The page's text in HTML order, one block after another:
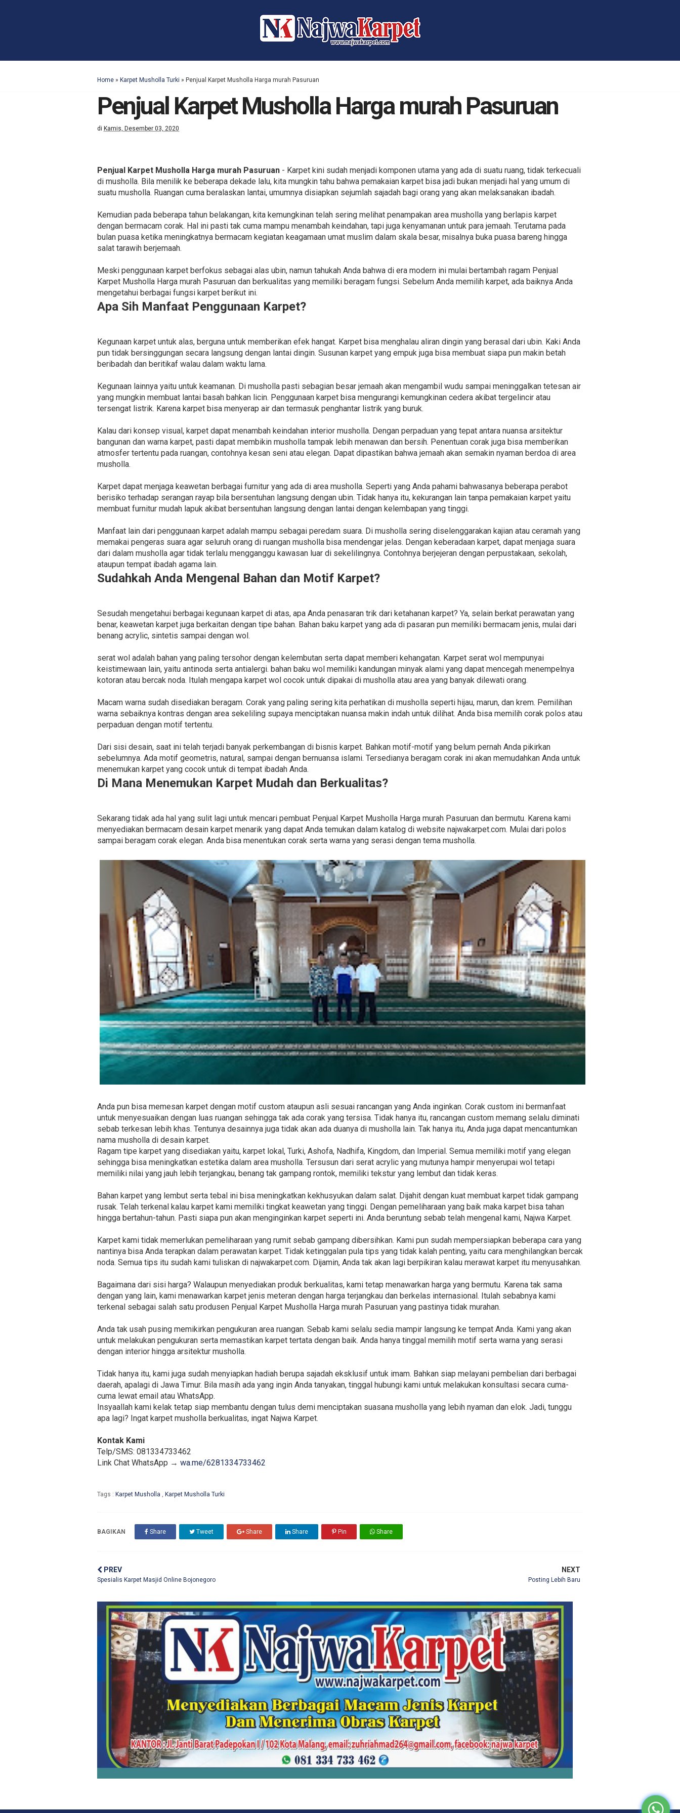
Home » Karpet Musholla Turki » Penjual Karpet Musholla Harga murah Pasuruan
Penjual Karpet Musholla Harga murah Pasuruan
di Kamis, Desember 03, 2020
Penjual Karpet Musholla Harga murah Pasuruan - Karpet kini sudah menjadi komponen utama yang ada di suatu ruang, tidak terkecuali
di musholla. Bila menilik ke beberapa dekade lalu, kita mungkin tahu bahwa pemakaian karpet bisa jadi bukan menjadi hal yang umum di
suatu musholla. Ruangan cuma beralaskan lantai, umumnya disiapkan sejumlah sajadah bagi orang yang akan melaksanakan ibadah.
Kemudian pada beberapa tahun belakangan, kita kemungkinan telah sering melihat penampakan area musholla yang berlapis karpet
dengan bermacam corak. Hal ini pasti tak cuma mampu menambah keindahan, tapi juga kenyamanan untuk para jemaah. Terutama pada
bulan puasa ketika meningkatnya bermacam kegiatan keagamaan umat muslim dalam skala besar, misalnya buka puasa bareng hingga
salat tarawih berjemaah.
Meski penggunaan karpet berfokus sebagai alas ubin, namun tahukah Anda bahwa di era modern ini mulai bertambah ragam Penjual
Karpet Musholla Harga murah Pasuruan dan berkualitas yang memiliki beragam fungsi. Sebelum Anda memilih karpet, ada baiknya Anda
mengetahui berbagai fungsi karpet berikut ini.
Apa Sih Manfaat Penggunaan Karpet?
Kegunaan karpet untuk alas, berguna untuk memberikan efek hangat. Karpet bisa menghalau aliran dingin yang berasal dari ubin. Kaki Anda
pun tidak bersinggungan secara langsung dengan lantai dingin. Susunan karpet yang empuk juga bisa membuat siapa pun makin betah
beribadah dan beritikaf walau dalam waktu lama.
Kegunaan lainnya yaitu untuk keamanan. Di musholla pasti sebagian besar jemaah akan mengambil wudu sampai meninggalkan tetesan air
yang mungkin membuat lantai basah bahkan licin. Penggunaan karpet bisa mengurangi kemungkinan cedera akibat tergelincir atau
tersengat listrik. Karena karpet bisa menyerap air dan termasuk penghantar listrik yang buruk.
Kalau dari konsep visual, karpet dapat menambah keindahan interior musholla. Dengan perpaduan yang tepat antara nuansa arsitektur
bangunan dan warna karpet, pasti dapat membikin musholla tampak lebih menawan dan bersih. Penentuan corak juga bisa memberikan
atmosfer tertentu pada ruangan, contohnya kesan seni atau elegan. Dapat dipastikan bahwa jemaah akan semakin nyaman berdoa di area
musholla.
Karpet dapat menjaga keawetan berbagai furnitur yang ada di area musholla. Seperti yang Anda pahami bahwasanya beberapa perabot
berisiko terhadap serangan rayap bila bersentuhan langsung dengan ubin. Tidak hanya itu, kekurangan lain tanpa pemakaian karpet yaitu
membuat furnitur mudah lapuk akibat bersentuhan langsung dengan lantai dengan kelembapan yang tinggi.
Manfaat lain dari penggunaan karpet adalah mampu sebagai peredam suara. Di musholla sering diselenggarakan kajian atau ceramah yang
memakai pengeras suara agar seluruh orang di ruangan musholla bisa mendengar jelas. Dengan keberadaan karpet, dapat menjaga suara
dari dalam musholla agar tidak terlalu mengganggu kawasan luar di sekelilingnya. Contohnya berjejeran dengan perpustakaan, sekolah,
ataupun tempat ibadah agama lain.
Sudahkah Anda Mengenal Bahan dan Motif Karpet?
Sesudah mengetahui berbagai kegunaan karpet di atas, apa Anda penasaran trik dari ketahanan karpet? Ya, selain berkat perawatan yang
benar, keawetan karpet juga berkaitan dengan tipe bahan. Bahan baku karpet yang ada di pasaran pun memiliki bermacam jenis, mulai dari
benang acrylic, sintetis sampai dengan wol.
serat wol adalah bahan yang paling tersohor dengan kelembutan serta dapat memberi kehangatan. Karpet serat wol mempunyai
keistimewaan lain, yaitu antinoda serta antialergi. bahan baku wol memiliki kandungan minyak alami yang dapat mencegah menempelnya
kotoran atau bercak noda. Itulah mengapa karpet wol cocok untuk dipakai di musholla atau area yang banyak dilewati orang.
Macam warna sudah disediakan beragam. Corak yang paling sering kita perhatikan di musholla seperti hijau, marun, dan krem. Pemilihan
warna sebaiknya kontras dengan area sekeliling supaya menciptakan nuansa makin indah untuk dilihat. Anda bisa memilih corak polos atau
perpaduan dengan motif tertentu.
Dari sisi desain, saat ini telah terjadi banyak perkembangan di bisnis karpet. Bahkan motif-motif yang belum pernah Anda pikirkan
sebelumnya. Ada motif geometris, natural, sampai dengan bernuansa islami. Tersedianya beragam corak ini akan memudahkan Anda untuk
menemukan karpet yang cocok untuk di tempat ibadah Anda.
Di Mana Menemukan Karpet Mudah dan Berkualitas?
Sekarang tidak ada hal yang sulit lagi untuk mencari pembuat Penjual Karpet Musholla Harga murah Pasuruan dan bermutu. Karena kami
menyediakan bermacam desain karpet menarik yang dapat Anda temukan dalam katalog di website najwakarpet.com. Mulai dari polos
sampai beragam corak elegan. Anda bisa menentukan corak serta warna yang serasi dengan tema musholla.
Anda pun bisa memesan karpet dengan motif custom ataupun asli sesuai rancangan yang Anda inginkan. Corak custom ini bermanfaat
untuk menyesuaikan dengan luas ruangan sehingga tak ada corak yang tersisa. Tidak hanya itu, rancangan custom memang selalu diminati
sebab terkesan lebih khas. Tentunya desainnya juga tidak akan ada duanya di musholla lain. Tak hanya itu, Anda juga dapat mencantumkan
nama musholla di desain karpet.
Ragam tipe karpet yang disediakan yaitu, karpet lokal, Turki, Ashofa, Nadhifa, Kingdom, dan Imperial. Semua memiliki motif yang elegan
sehingga bisa meningkatkan estetika dalam area musholla. Tersusun dari serat acrylic yang mutunya hampir menyerupai wol tetapi
memiliki nilai yang jauh lebih terjangkau, benang tak gampang rontok, memiliki tekstur yang lembut dan tidak keras.
Bahan karpet yang lembut serta tebal ini bisa meningkatkan kekhusyukan dalam salat. Dijahit dengan kuat membuat karpet tidak gampang
rusak. Telah terkenal kalau karpet kami memiliki tingkat keawetan yang tinggi. Dengan pemeliharaan yang baik maka karpet bisa tahan
hingga bertahun-tahun. Pasti siapa pun akan menginginkan karpet seperti ini. Anda beruntung sebab telah mengenal kami, Najwa Karpet.
Karpet kami tidak memerlukan pemeliharaan yang rumit sebab gampang dibersihkan. Kami pun sudah mempersiapkan beberapa cara yang
nantinya bisa Anda terapkan dalam perawatan karpet. Tidak ketinggalan pula tips yang tidak kalah penting, yaitu cara menghilangkan bercak
noda. Semua tips itu sudah kami tuliskan di najwakarpet.com. Dijamin, Anda tak akan lagi berpikiran kalau merawat karpet itu menyusahkan.
Bagaimana dari sisi harga? Walaupun menyediakan produk berkualitas, kami tetap menawarkan harga yang bermutu. Karena tak sama
dengan yang lain, kami menawarkan karpet jenis meteran dengan harga terjangkau dan berkelas internasional. Itulah sebabnya kami
terkenal sebagai salah satu produsen Penjual Karpet Musholla Harga murah Pasuruan yang pastinya tidak murahan.
Anda tak usah pusing memikirkan pengukuran area ruangan. Sebab kami selalu sedia mampir langsung ke tempat Anda. Kami yang akan
untuk melakukan pengukuran serta memastikan karpet tertata dengan baik. Anda hanya tinggal memilih motif serta warna yang serasi
dengan interior hingga arsitektur musholla.
Tidak hanya itu, kami juga sudah menyiapkan hadiah berupa sajadah eksklusif untuk imam. Bahkan siap melayani pembelian dari berbagai
daerah, apalagi di Jawa Timur. Bila masih ada yang ingin Anda tanyakan, tinggal hubungi kami untuk melakukan konsultasi secara cuma-
cuma lewat email atau WhatsApp.
Insyaallah kami kelak tetap siap membantu dengan tulus demi menciptakan suasana musholla yang lebih nyaman dan elok. Jadi, tunggu
apa lagi? Ingat karpet musholla berkualitas, ingat Najwa Karpet.
Kontak Kami
Telp/SMS: 081334733462
Link Chat WhatsApp → wa.me/6281334733462
Tags : Karpet Musholla , Karpet Musholla Turki
BAGIKAN Share Tweet Share Share Pin Share
PREV
Spesialis Karpet Masjid Online Bojonegoro
NEXT
Posting Lebih Baru